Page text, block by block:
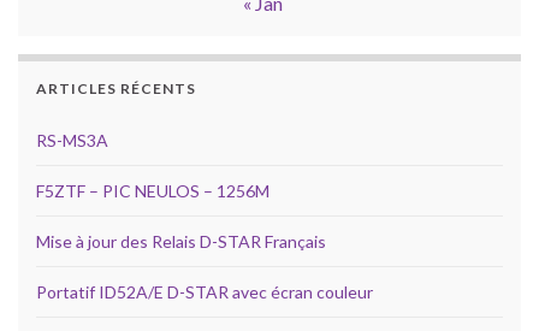
ARTICLES RÉCENTS
RS-MS3A
F5ZTF – PIC NEULOS – 1256M
Mise à jour des Relais D-STAR Français
Portatif ID52A/E D-STAR avec écran couleur